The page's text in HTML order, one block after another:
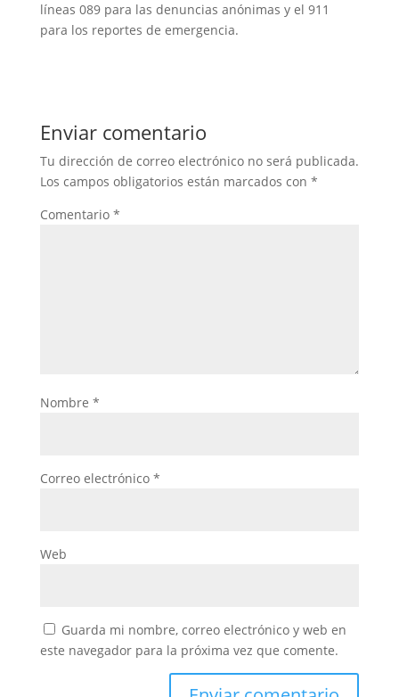
líneas 089 para las denuncias anónimas y el 911
para los reportes de emergencia.
Enviar comentario
Tu dirección de correo electrónico no será publicada.
Los campos obligatorios están marcados con *
Comentario *
Nombre *
Correo electrónico *
Web
Guarda mi nombre, correo electrónico y web en
este navegador para la próxima vez que comente.